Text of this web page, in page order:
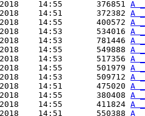
14:55       376851
A
14:51       372382
A
14:55       400572
A
14:53       534016
A
14:53       781446
A
14:55       549888
A
14:53       517356
A
14:55       501979
A
14:53       509712
A
14:51       475020
A
14:55       380408
A
14:55       411824
A
14:51       550388
A